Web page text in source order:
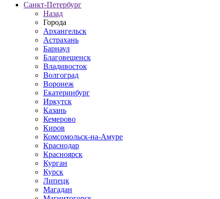
Санкт-Петербург
Назад
Города
Архангельск
Астрахань
Барнаул
Благовещенск
Владивосток
Волгоград
Воронеж
Екатеринбург
Иркутск
Казань
Кемерово
Киров
Комсомольск-на-Амуре
Краснодар
Красноярск
Курган
Курск
Липецк
Магадан